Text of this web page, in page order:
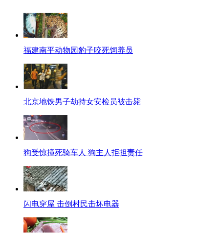
福建南平动物园豹子咬死饲养员
北京地铁男子劫持女安检员被击毙
狗受惊撞死骑车人 狗主人拒担责任
闪电穿屋 击倒村民击坏电器